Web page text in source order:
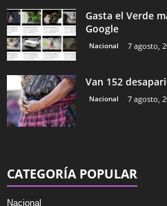
Gasta el Verde
Google
Nacional 7 agosto,
Van 152
Nacional 7 agosto,
CATEGORÍA POPULAR
Nacional